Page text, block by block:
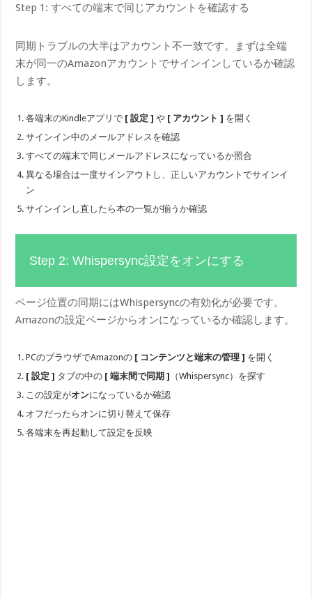
Step 1: すべての端末で同じアカウントを確認する
同期トラブルの大半はアカウント不一致です。まずは全端
末が同一のAmazonアカウントでサインインしているか確認
します。
各端末のKindleアプリで [ 設定 ] や [ アカウント ] を開く
サインイン中のメールアドレスを確認
すべての端末で同じメールアドレスになっているか照合
異なる場合は一度サインアウトし、正しいアカウントでサインイ
ン
サインインし直したら本の一覧が揃うか確認
Step 2: Whispersync設定をオンにする
ページ位置の同期にはWhispersyncの有効化が必要です。
Amazonの設定ページからオンになっているか確認します。
PCのブラウザでAmazonの [ コンテンツと端末の管理 ] を開く
[ 設定 ] タブの中の [ 端末間で同期 ] （Whispersync）を探す
この設定がオンになっているか確認
オフだったらオンに切り替えて保存
各端末を再起動して設定を反映